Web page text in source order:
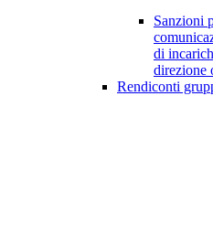
Sanzioni
di
direzione
Rendiconti